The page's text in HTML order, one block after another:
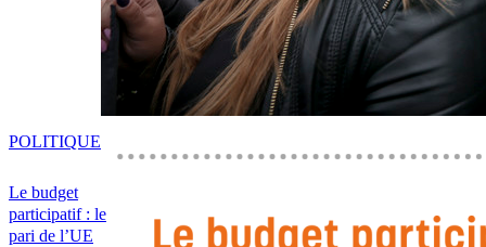
Le budget
participatif : le
pari de l’UE
POLITIQUE